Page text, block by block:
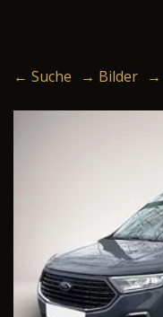
← Suche → Bilder →